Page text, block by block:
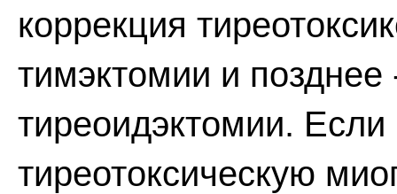
коррекция
тимэктомии и позднее
тиреоидэктомии.
тиреотоксическую